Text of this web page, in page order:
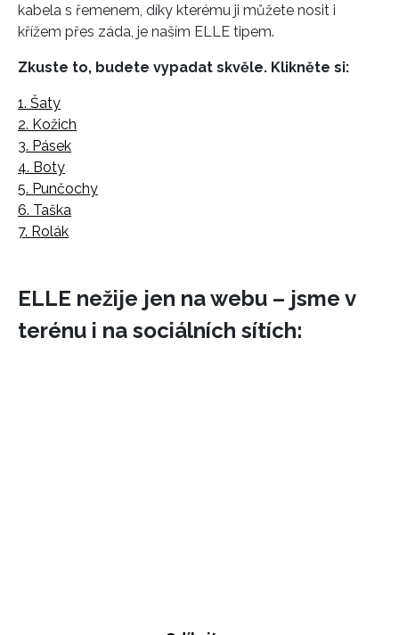
kabela s řemenem, díky kterému ji můžete nosit i
křížem přes záda, je naším ELLE tipem.
Zkuste to, budete vypadat skvěle. Klikněte si:
1. Šaty
2. Kožich
3. Pásek
4. Boty
5. Punčochy
6. Taška
7. Rolák
ELLE nežije jen na webu – jsme v
terénu i na sociálních sítích: